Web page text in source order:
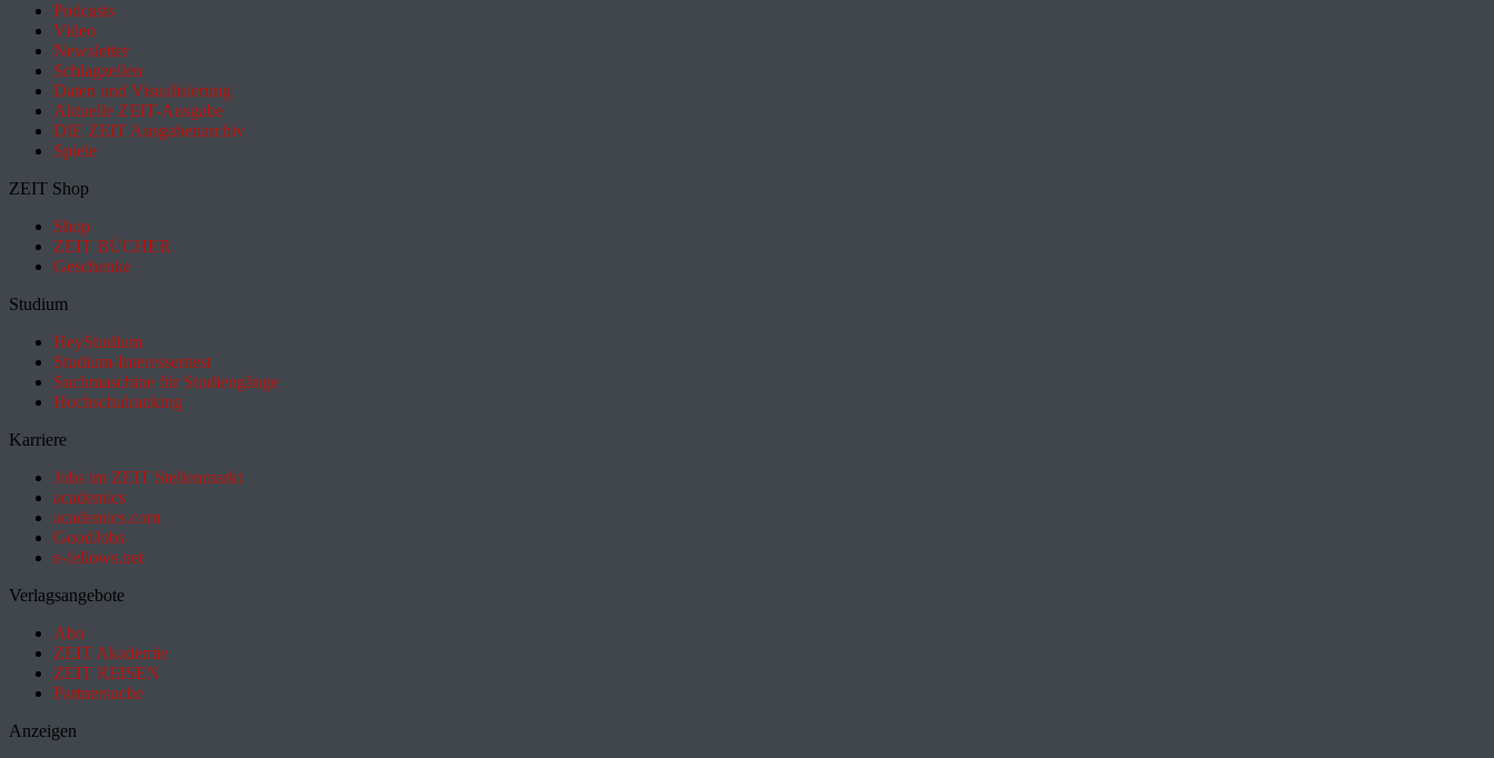
Podcasts
Video
Newsletter
Schlagzeilen
Daten und Visualisierung
Aktuelle ZEIT-Ausgabe
DIE ZEIT Ausgabenarchiv
Spiele
ZEIT Shop
Shop
ZEIT BÜCHER
Geschenke
Studium
HeyStudium
Studium-Interessentest
Suchmaschine für Studiengänge
Hochschulranking
Karriere
Jobs im ZEIT Stellenmarkt
academics
academics.com
GoodJobs
e-fellows.net
Verlagsangebote
Abo
ZEIT Akademie
ZEIT REISEN
Partnersuche
Anzeigen